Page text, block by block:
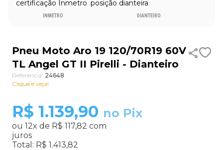
INMETRO DIANTEIRO
Pneu Moto Aro 19 120/70R19 60V
TL Angel GT II Pirelli - Dianteiro
Referência: 24648
Clique e veja!
R$ 1.139,90 no Pix
ou 12x de R$ 117,82 com
juros
Total: R$ 1.413,82
185 70 14
8º
pneu
9º
185 60 15
10º aro 13